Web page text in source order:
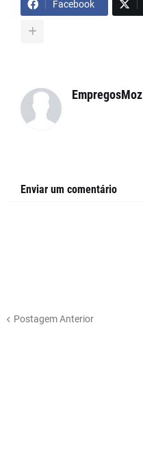
Facebook
EmpregosMoz
Enviar um comentário
Postagem Anterior